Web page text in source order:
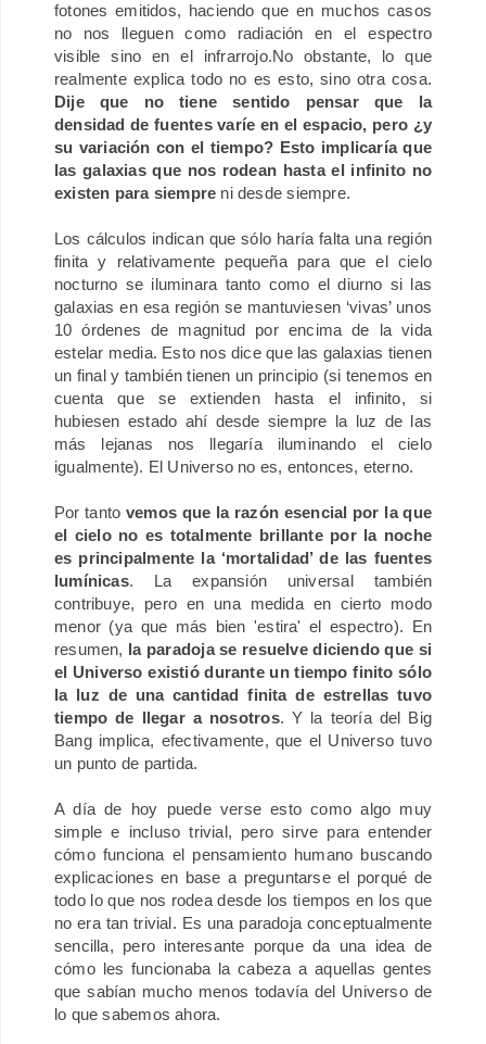
fotones emitidos, haciendo que en muchos casos
no nos lleguen como radiación en el espectro
visible sino en el infrarrojo.No obstante, lo que
realmente explica todo no es esto, sino otra cosa.
Dije que no tiene sentido pensar que la
densidad de fuentes varíe en el espacio, pero ¿y
su variación con el tiempo? Esto implicaría que
las galaxias que nos rodean hasta el infinito no
existen para siempre ni desde siempre.
Los cálculos indican que sólo haría falta una región
finita y relativamente pequeña para que el cielo
nocturno se iluminara tanto como el diurno si las
galaxias en esa región se mantuviesen ‘vivas’ unos
10 órdenes de magnitud por encima de la vida
estelar media. Esto nos dice que las galaxias tienen
un final y también tienen un principio (si tenemos en
cuenta que se extienden hasta el infinito, si
hubiesen estado ahí desde siempre la luz de las
más lejanas nos llegaría iluminando el cielo
igualmente). El Universo no es, entonces, eterno.
Por tanto vemos que la razón esencial por la que
el cielo no es totalmente brillante por la noche
es principalmente la ‘mortalidad’ de las fuentes
lumínicas. La expansión universal también
contribuye, pero en una medida en cierto modo
menor (ya que más bien 'estira' el espectro). En
resumen, la paradoja se resuelve diciendo que si
el Universo existió durante un tiempo finito sólo
la luz de una cantidad finita de estrellas tuvo
tiempo de llegar a nosotros. Y la teoría del Big
Bang implica, efectivamente, que el Universo tuvo
un punto de partida.
A día de hoy puede verse esto como algo muy
simple e incluso trivial, pero sirve para entender
cómo funciona el pensamiento humano buscando
explicaciones en base a preguntarse el porqué de
todo lo que nos rodea desde los tiempos en los que
no era tan trivial. Es una paradoja conceptualmente
sencilla, pero interesante porque da una idea de
cómo les funcionaba la cabeza a aquellas gentes
que sabían mucho menos todavía del Universo de
lo que sabemos ahora.